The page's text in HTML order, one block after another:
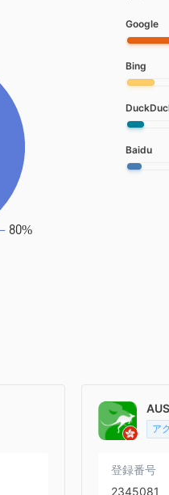
Google
Bing
Baidu
ア
登録番号
2345081